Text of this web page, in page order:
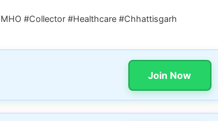
#Collector #Healthcare #Chhattisgarh
Join Now